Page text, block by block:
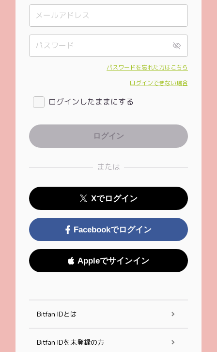
パスワードを忘れた方はこちら
ログインできない場合
ログインしたままにする
または
Xでログイン
Facebookでログイン
Appleでサインイン
Bitfan IDとは
Bitfan IDを未登録の方